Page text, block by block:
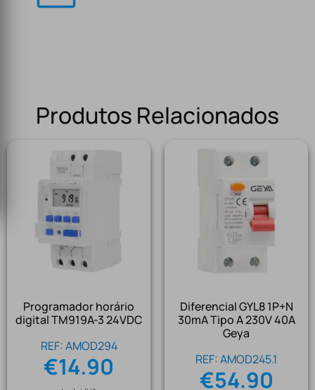
Produtos Relacionados
Programador horário
digital TM919A-3 24VDC
REF: AMOD294
€14.90
Diferencial GYL8 1P+N
30mA Tipo A 230V 40A
Geya
REF: AMOD245.1
€54.90